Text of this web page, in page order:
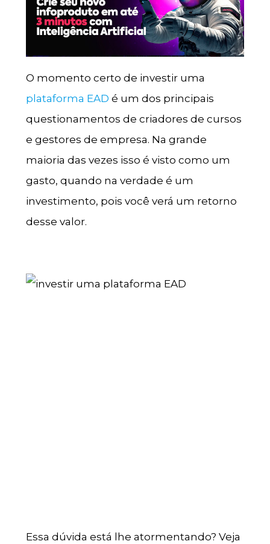
O momento certo de investir uma
plataforma EAD é um dos principais
questionamentos de criadores de cursos
e gestores de empresa. Na grande
maioria das vezes isso é visto como um
gasto, quando na verdade é um
investimento, pois você verá um retorno
desse valor.
Essa dúvida está lhe atormentando? Veja